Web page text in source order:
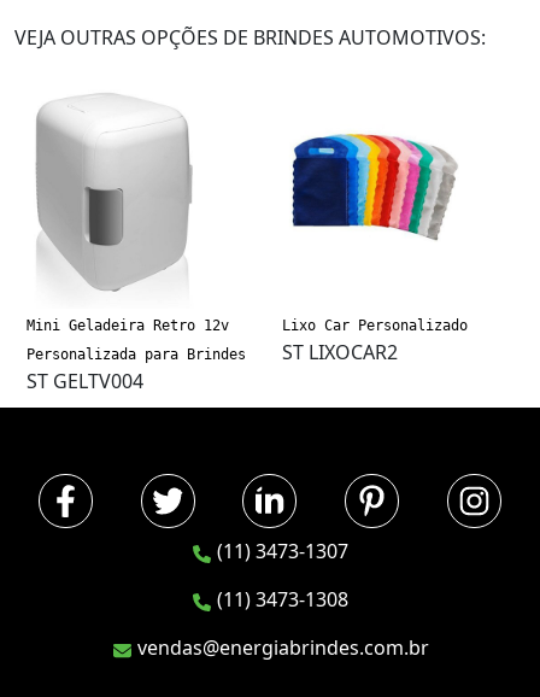
VEJA OUTRAS OPÇÕES DE BRINDES AUTOMOTIVOS:
Mini Geladeira Retro 12v
Personalizada para Brindes
ST GELTV004
Lixo Car Personalizado
ST LIXOCAR2
(11) 3473-1307
(11) 3473-1308
vendas@energiabrindes.com.br